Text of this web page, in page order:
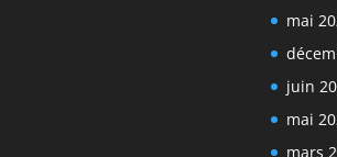
mai
juin
mai
mars